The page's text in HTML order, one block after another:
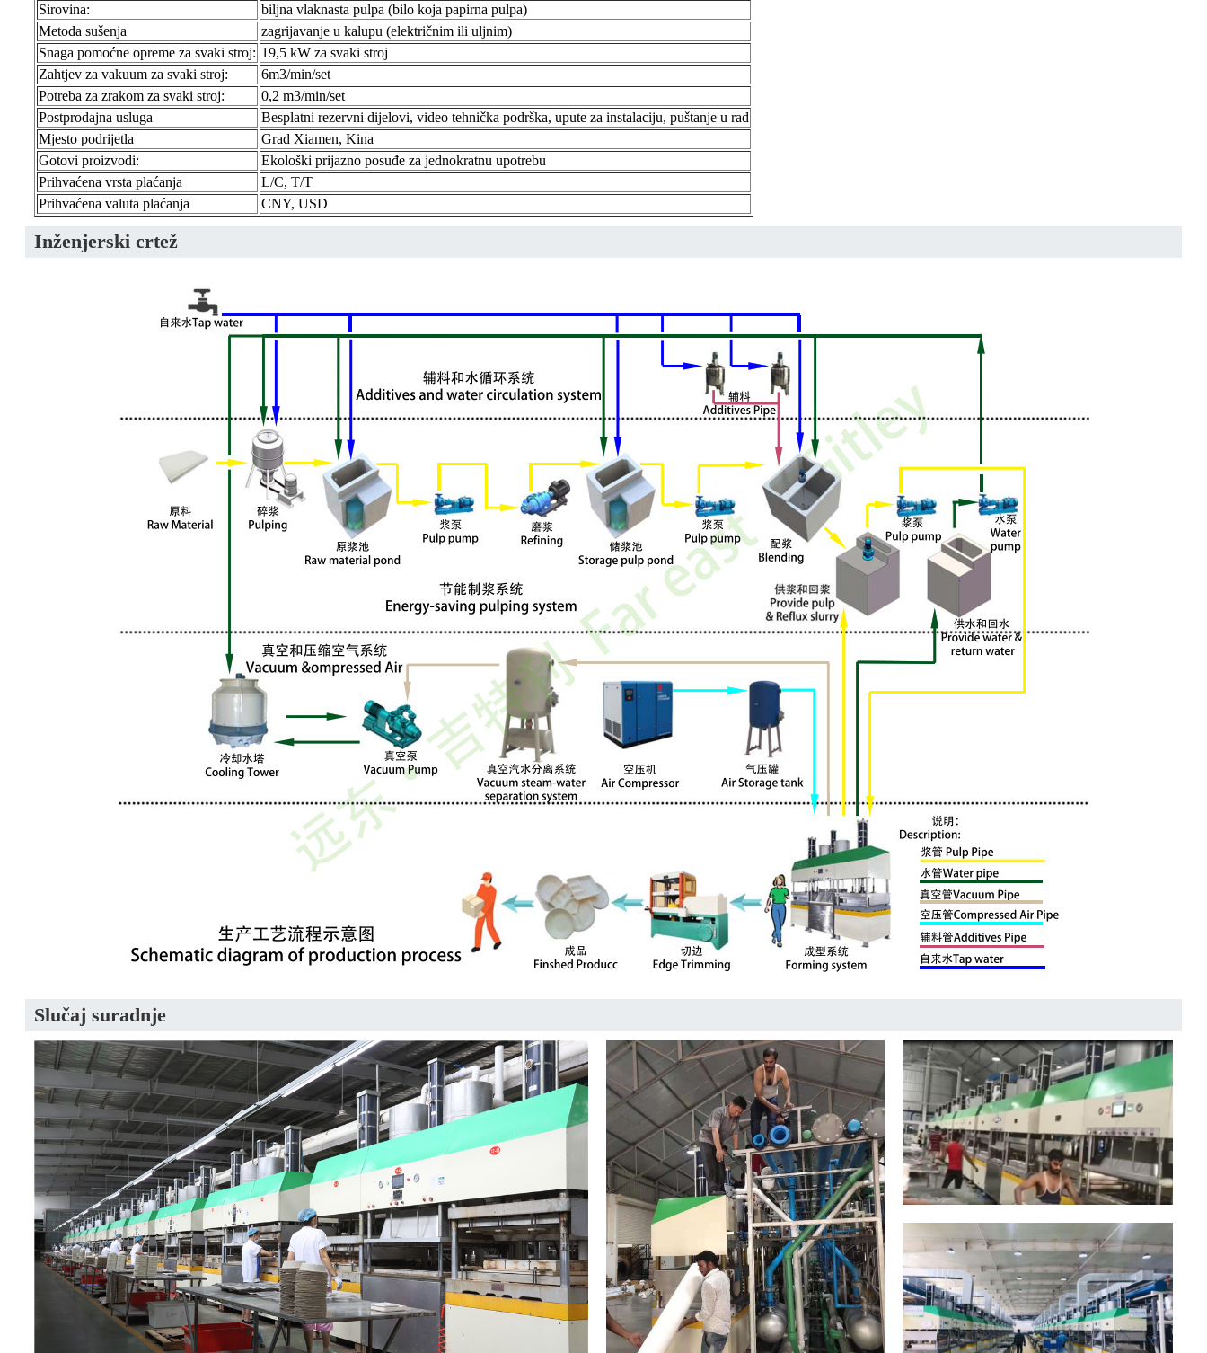
Sirovina:
biljna vlaknasta pulpa (bilo koja papirna pulpa)
Metoda sušenja
zagrijavanje u kalupu (električnim ili uljnim)
Snaga pomoćne opreme za svaki stroj: 19,5 kW za svaki stroj
Zahtjev za vakuum za svaki stroj:
6m3/min/set
Potreba za zrakom za svaki stroj:
0,2 m3/min/set
Postprodajna usluga
Besplatni rezervni dijelovi, video tehnička podrška, upute za instalaciju, puštanje u rad
Mjesto podrijetla
Grad Xiamen, Kina
Gotovi proizvodi:
Ekološki prijazno posuđe za jednokratnu upotrebu
Prihvaćena vrsta plaćanja
L/C, T/T
Prihvaćena valuta plaćanja
CNY, USD
Inženjerski crtež
Slučaj suradnje